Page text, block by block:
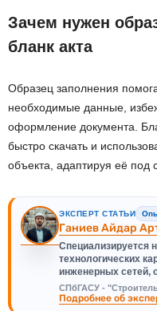
Зачем нужен
бланк акта
Образец заполнения
необходимые данные,
оформление документа.
быстро скачать и
объекта, адаптируя её под
ЭКСПЕРТ СТАТЬИ
Ганиев Айдар
Специализируется
технологических
инженерных сетей,
СПбГАСУ -
Подробнее об